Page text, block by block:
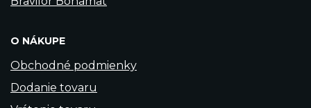
O NÁKUPE
Obchodné podmienky
Dodanie tovaru